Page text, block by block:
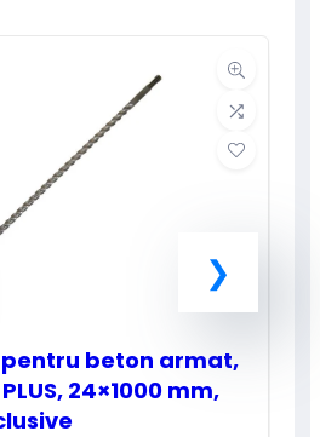
beton armat,
24×1000 mm,